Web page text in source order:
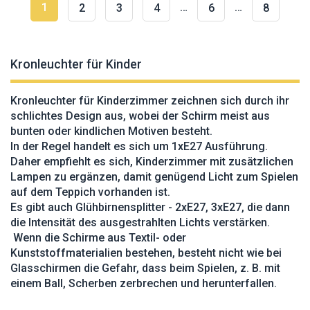
1 2 3 4 … 6 … 8
Kronleuchter für Kinder
Kronleuchter für Kinderzimmer zeichnen sich durch ihr
schlichtes Design aus, wobei der Schirm meist aus
bunten oder kindlichen Motiven besteht.
In der Regel handelt es sich um 1xE27 Ausführung.
Daher empfiehlt es sich, Kinderzimmer mit zusätzlichen
Lampen zu ergänzen, damit genügend Licht zum Spielen
auf dem Teppich vorhanden ist.
Es gibt auch Glühbirnensplitter - 2xE27, 3xE27, die dann
die Intensität des ausgestrahlten Lichts verstärken.
Wenn die Schirme aus Textil- oder
Kunststoffmaterialien bestehen, besteht nicht wie bei
Glasschirmen die Gefahr, dass beim Spielen, z. B. mit
einem Ball, Scherben zerbrechen und herunterfallen.